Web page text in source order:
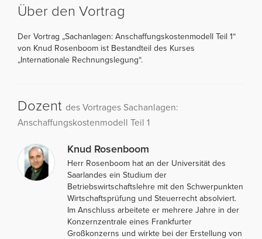
Über den Vortrag
Der Vortrag „Sachanlagen: Anschaffungskostenmodell Teil 1“
von Knud Rosenboom ist Bestandteil des Kurses
„Internationale Rechnungslegung“.
Dozent des Vortrages Sachanlagen:
Anschaffungskostenmodell Teil 1
Knud Rosenboom
Herr Rosenboom hat an der Universität des
Saarlandes ein Studium der
Betriebswirtschaftslehre mit den Schwerpunkten
Wirtschaftsprüfung und Steuerrecht absolviert.
Im Anschluss arbeitete er mehrere Jahre in der
Konzernzentrale eines Frankfurter
Großkonzerns und wirkte bei der Erstellung von